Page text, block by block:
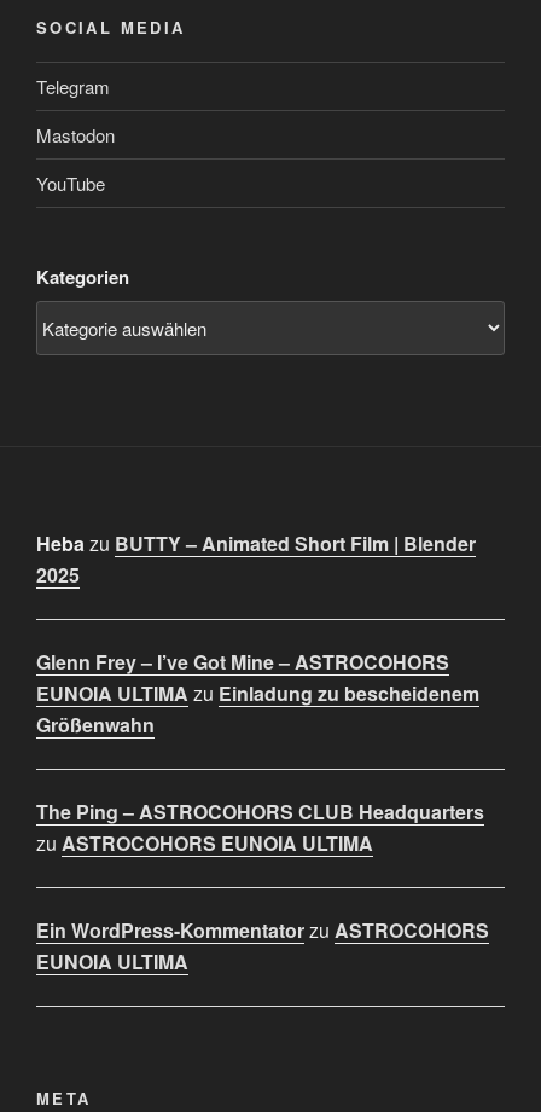
SOCIAL MEDIA
Telegram
Mastodon
YouTube
Kategorien
Hebazu BUTTY – Animated Short Film | Blender
2025
Glenn Frey – I’ve Got Mine – ASTROCOHORS
EUNOIA ULTIMA zu Einladung zu bescheidenem
Größenwahn
The Ping – ASTROCOHORS CLUB Headquarters
zu ASTROCOHORS EUNOIA ULTIMA
Ein WordPress-Kommentatorzu ASTROCOHORS
EUNOIA ULTIMA
META